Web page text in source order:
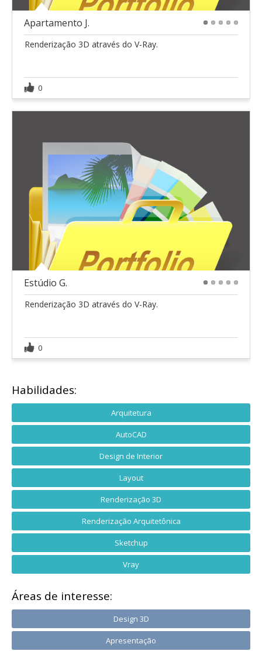
Apartamento J.
Renderização 3D através do V-Ray.
0
Estúdio G.
Renderização 3D através do V-Ray.
0
Habilidades:
Arquitetura
AutoCAD
Design de Interior
Layout
Renderização 3D
Renderização Arquitetônica
Sketchup
Vray
Áreas de interesse:
Design 3D
Apresentação